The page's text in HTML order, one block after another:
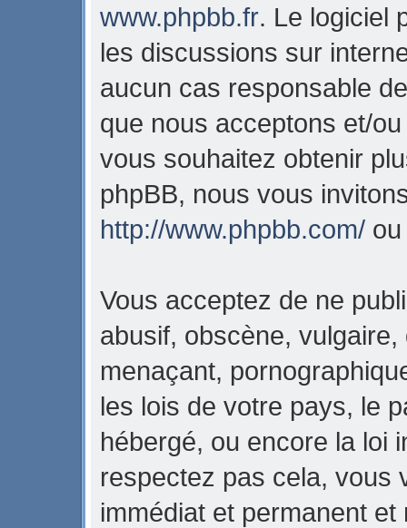
www.phpbb.fr. Le logiciel
les discussions sur
aucun cas responsable
que nous acceptons et/
vous souhaitez obtenir
phpBB, nous vous
http://www.phpbb.com/
Vous acceptez de ne
abusif, obscène,
menaçant,
les lois de votre pays, le
hébergé, ou encore la loi
respectez pas cela, vous
immédiat et permanent